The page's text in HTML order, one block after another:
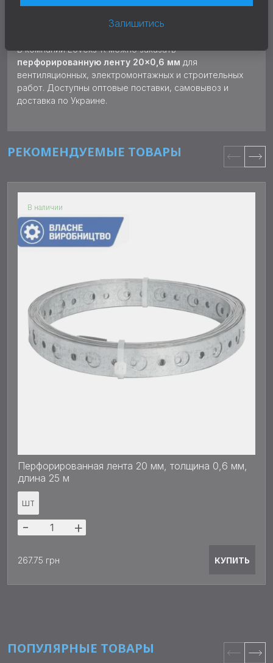
помощь в подборе монтажных решений.
В компании Loveks-K можно заказать
перфорированную ленту 20×0,6 мм для
вентиляционных, электромонтажных и строительных
работ. Доступны оптовые поставки, самовывоз и
доставка по Украине.
РЕКОМЕНДУЕМЫЕ ТОВАРЫ
В наличии
Перфорированная лента 20 мм, толщина 0,6 мм,
длина 25 м
ШТ
- +
267.75 грн КУПИТЬ
ПОПУЛЯРНЫЕ ТОВАРЫ
Залишитись